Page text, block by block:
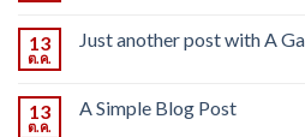
13
ต.ค.
Just another post with A
13
ต.ค.
A Simple Blog Post